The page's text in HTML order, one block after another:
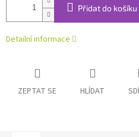
Přidat do košíku
Detailní informace
ZEPTAT SE HLÍDAT